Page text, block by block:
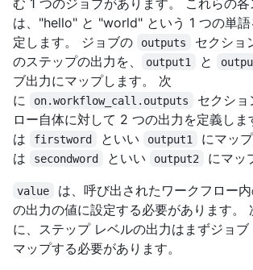
は、"hello" と "world" という 1 つの単語
定します。 ジョブの
outputs
セクショ
のステップの出力を、
output1 と
ブ出力にマップします。 次
に
on.workflow_call.outputs
セクショ
ロー自体に対して 2 つの出力を定義しま
は
firstword といい output1
にマッ
は
secondword といい output2 にマッ
value
は、呼び出されたワークフロー
の出力の値に設定する必要があります。
に、ステップ レベルの出力はまずジョブ
マップする必要があります。